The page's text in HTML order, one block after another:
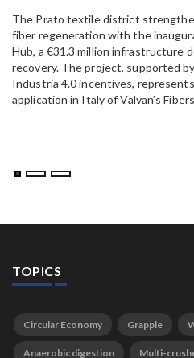
The Prato textile district
fiber regeneration with the
Hub, a €31.3 million infrastructure
recovery. The project, supported
Industria 4.0 incentives,
application in Italy of Valvan’s
TOPICS
Circular Economy Grapple
Anaerobic digestion Multi-